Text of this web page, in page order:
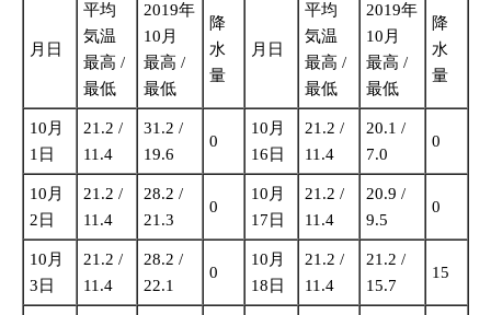
月日
平均
気温
最高 /
最低
2019年
10月
最高 /
最低
降
水
量
月日
平均
気温
最高 /
最低
2019年
10月
最高 /
最低
降
水
量
10月
1日
21.2 /
11.4
31.2 /
19.6
0
10月
16日
21.2 /
11.4
20.1 /
7.0
0
10月
2日
21.2 /
11.4
28.2 /
21.3
0
10月
17日
21.2 /
11.4
20.9 /
9.5
0
10月
3日
21.2 /
11.4
28.2 /
22.1
0
10月
18日
21.2 /
11.4
21.2 /
15.7
15